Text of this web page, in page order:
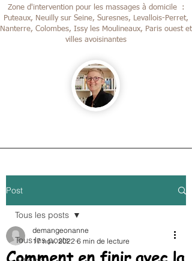
Zone d'intervention pour les massages à domicile :
Puteaux, Neuilly sur Seine, Suresnes, Levallois-Perret,
Nanterre, Colombes, Issy les Moulineaux, Paris ouest et
villes avoisinantes
Post
Tous les posts
Tous les posts
demangeonanne
17 nov. 2022 6 min de lecture